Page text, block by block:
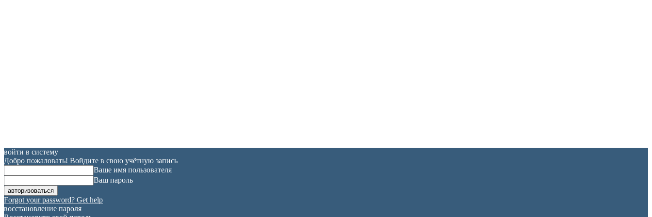
войти в систему
Добро пожаловать! Войдите в свою учётную запись
Ваше имя пользователя
Ваш пароль
Forgot your password? Get help
восстановление пароля